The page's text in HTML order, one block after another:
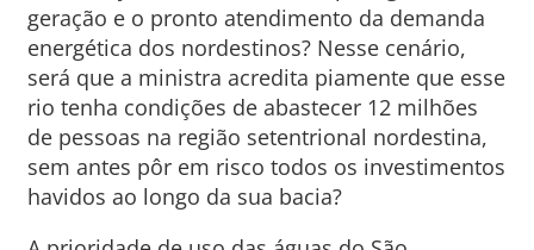
geração e o pronto atendimento da demanda
energética dos nordestinos? Nesse cenário,
será que a ministra acredita piamente que esse
rio tenha condições de abastecer 12 milhões
de pessoas na região setentrional nordestina,
sem antes pôr em risco todos os investimentos
havidos ao longo da sua bacia?